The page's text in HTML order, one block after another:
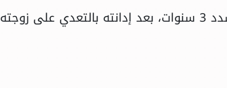
قضت محكمة جنايات الزقازيق بمحافظة الشرقية بمعاقبة زوج بالسجن المشدد 3 سنوات، بعد إدانته بالتعدي على زوجته